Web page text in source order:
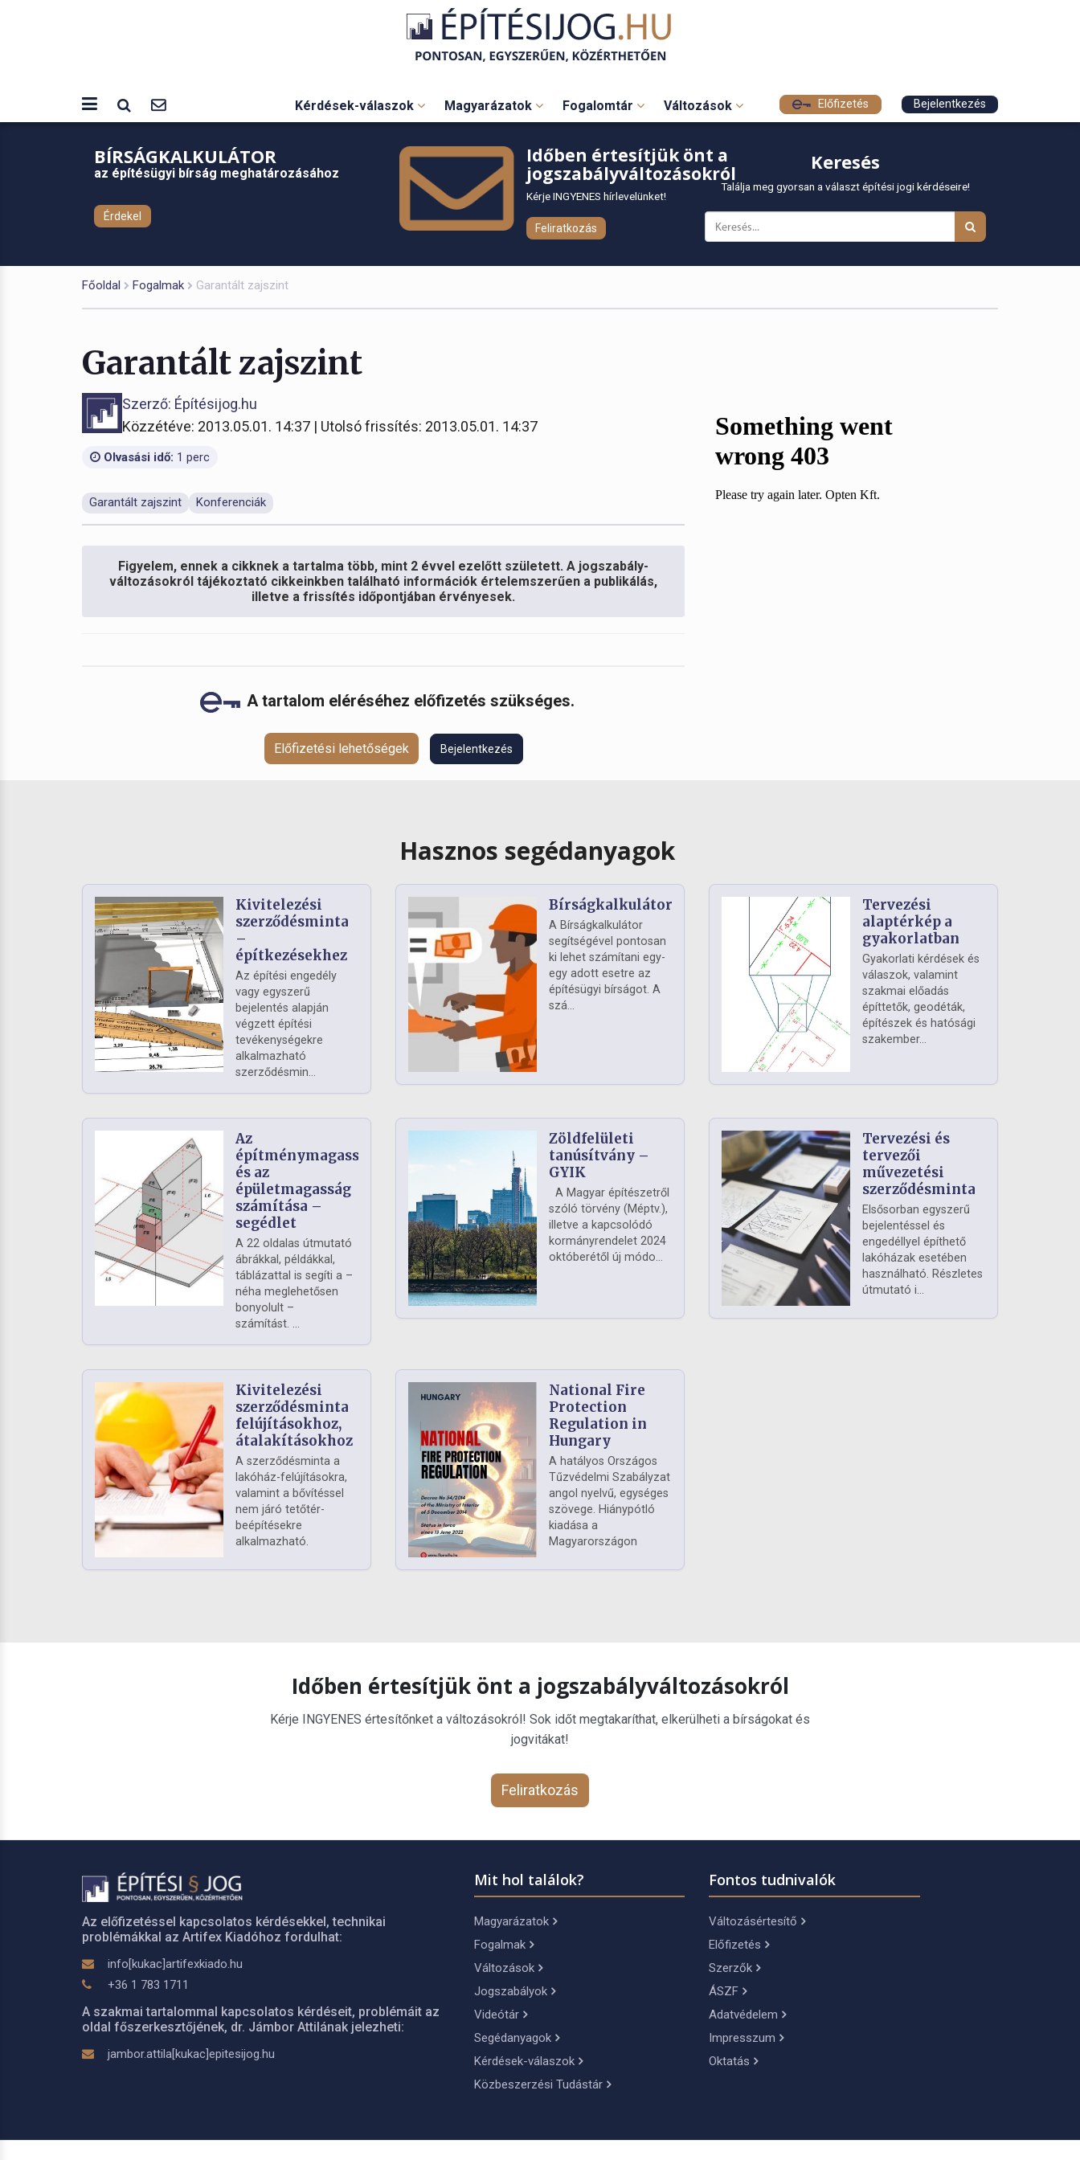
Kérdések-válaszok Magyarázatok Fogalomtár Változások Előfizetés Bejelentkezés
BÍRSÁGKALKULÁTOR
az építésügyi bírság meghatározásához
Érdekel
Időben értesítjük önt a
jogszabályváltozásokról
Kérje INGYENES hírlevelünket!
Feliratkozás
Keresés
Találja meg gyorsan a választ építési jogi kérdéseire!
Főoldal Fogalmak Garantált zajszint
Garantált zajszint
Szerző: Építésijog.hu
Közzétéve: 2013.05.01. 14:37 | Utolsó frissítés: 2013.05.01. 14:37
Olvasási idő: 1 perc
Garantált zajszint Konferenciák
Figyelem, ennek a cikknek a tartalma több, mint 2 évvel ezelőtt született. A jogszabály-
változásokról tájékoztató cikkeinkben található információk értelemszerűen a publikálás,
illetve a frissítés időpontjában érvényesek.
A tartalom eléréséhez előfizetés szükséges.
Előfizetési lehetőségek Bejelentkezés
Hasznos segédanyagok
Kivitelezési
szerződésminta
–
építkezésekhez
Az építési engedély
vagy egyszerű
bejelentés alapján
végzett építési
tevékenységekre
alkalmazható
szerződésmin...
Bírságkalkulátor
A Bírságkalkulátor
segítségével pontosan
ki lehet számítani egy-
egy adott esetre az
építésügyi bírságot. A
szá...
Tervezési
alaptérkép a
gyakorlatban
Gyakorlati kérdések és
válaszok, valamint
szakmai előadás
építtetők, geodéták,
építészek és hatósági
szakember...
Az
építménymagasság
és az
épületmagasság
számítása –
segédlet
A 22 oldalas útmutató
ábrákkal, példákkal,
táblázattal is segíti a –
néha meglehetősen
bonyolult –
számítást. ...
Zöldfelületi
tanúsítvány –
GYIK
A Magyar építészetről
szóló törvény (Méptv.),
illetve a kapcsolódó
kormányrendelet 2024
októberétől új módo...
Tervezési és
tervezői
művezetési
szerződésminta
Elsősorban egyszerű
bejelentéssel és
engedéllyel építhető
lakóházak esetében
használható. Részletes
útmutató i...
Kivitelezési
szerződésminta
felújításokhoz,
átalakításokhoz
A szerződésminta a
lakóház-felújításokra,
valamint a bővítéssel
nem járó tetőtér-
beépítésekre
alkalmazható.
National Fire
Protection
Regulation in
Hungary
A hatályos Országos
Tűzvédelmi Szabályzat
angol nyelvű, egységes
szövege. Hiánypótló
kiadása a
Magyarországon
Időben értesítjük önt a jogszabályváltozásokról
Kérje INGYENES értesítőnket a változásokról! Sok időt megtakaríthat, elkerülheti a bírságokat és
jogvitákat!
Feliratkozás
Az előfizetéssel kapcsolatos kérdésekkel, technikai
problémákkal az Artifex Kiadóhoz fordulhat:
info[kukac]artifexkiado.hu
+36 1 783 1711
A szakmai tartalommal kapcsolatos kérdéseit, problémáit az
oldal főszerkesztőjének, dr. Jámbor Attilának jelezheti:
jambor.attila[kukac]epitesijog.hu
Mit hol találok?
Magyarázatok
Fogalmak
Változások
Jogszabályok
Videótár
Segédanyagok
Kérdések-válaszok
Közbeszerzési Tudástár
Fontos tudnivalók
Változásértesítő
Előfizetés
Szerzők
ÁSZF
Adatvédelem
Impresszum
Oktatás